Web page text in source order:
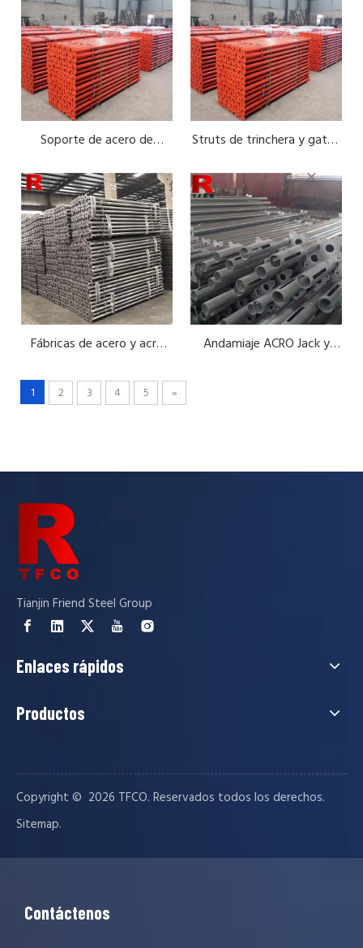
Exposición de construcción
Soporte de acero de
Struts de trinchera y gatos
Fábricas de acero y acro
Andamiaje ACRO Jack y
1 2 3 4 5 »
Tianjin Friend Steel Group
Enlaces rápidos
Productos
Copyright © ️ 2026 TFCO. Reservados todos los derechos.
Sitemap.
Contáctenos